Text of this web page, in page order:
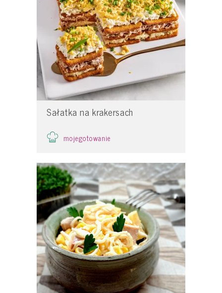
Sałatka na krakersach
mojegotowanie